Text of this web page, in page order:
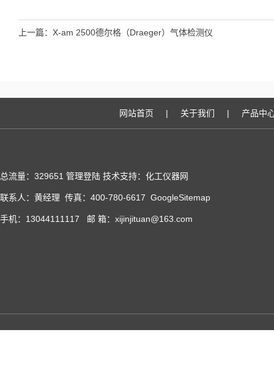
上一篇： X-am 2500德尔格（Draeger）气体检测仪
网站首页 | 关于我们 | 产品中
总流量：329651 管理登陆 技术支持：化工仪器网
联系人：黄经理 传真：400-780-6617 GoogleSitemap
手机：13044111117 邮 箱：xijinjituan@163.com